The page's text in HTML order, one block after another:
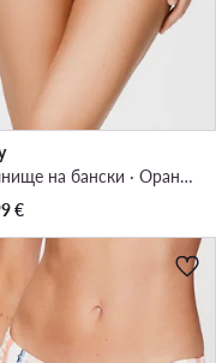
Долнище на бански · Оранжев
€